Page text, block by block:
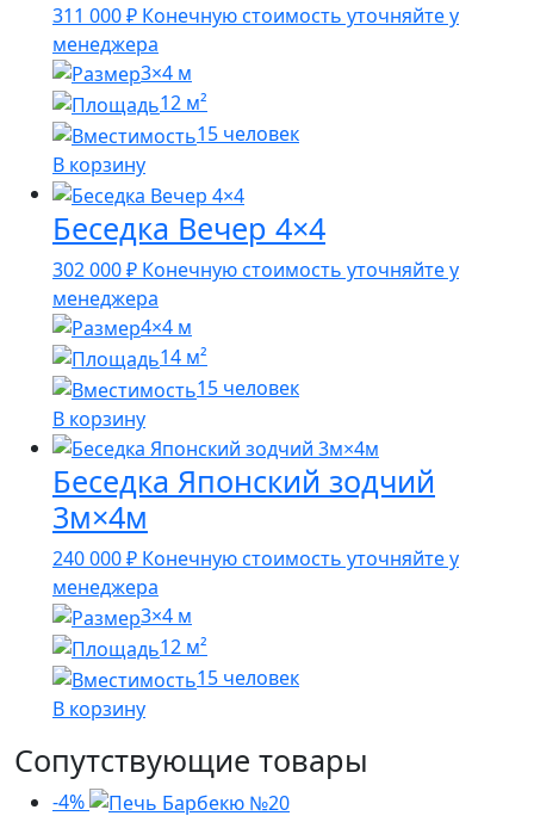
311 000₽ Конечную стоимость уточняйте у
менеджера
3×4 м
12 м²
15 человек
В корзину
Беседка Вечер 4×4
302 000₽ Конечную стоимость уточняйте у
менеджера
4×4 м
14 м²
15 человек
В корзину
Беседка Японский зодчий
3м×4м
240 000₽ Конечную стоимость уточняйте у
менеджера
3×4 м
12 м²
15 человек
В корзину
Сопутствующие товары
-4%